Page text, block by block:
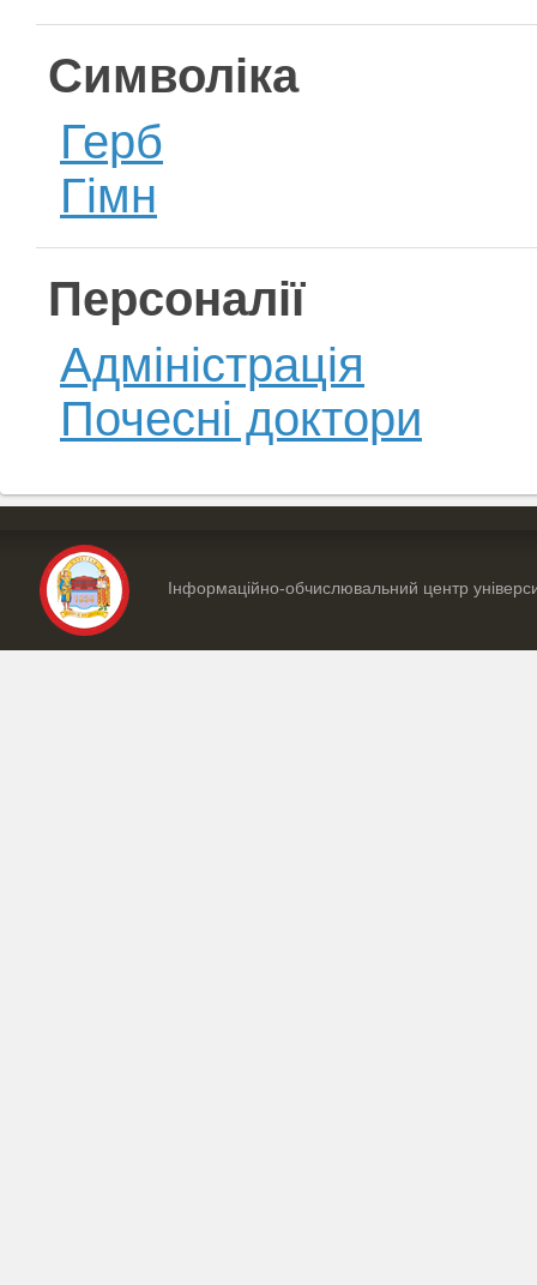
Символіка
Герб
Гімн
Персоналії
Адміністрація
Почесні доктори
Інформаційно-обчислювальний центр